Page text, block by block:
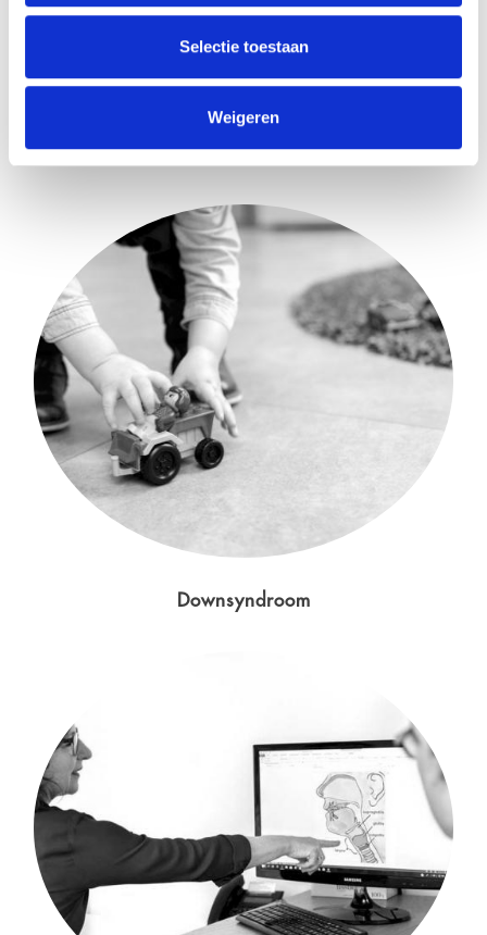
Selectie toestaan
Weigeren
Dyslexie
Downsyndroom